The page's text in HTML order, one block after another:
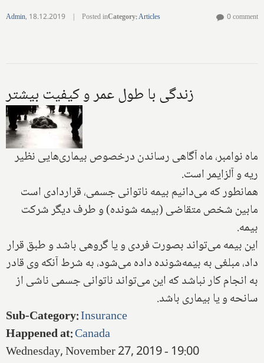
Admin, 18.12.2019 | Posted inCategory:Articles 0 comment
زندگی با طول عمر‌ و کیفیت بیشتر
ماه نوامبر، ماه آگاهی رساندن درخصوص بیماری‌هایی نظیر
ریه و آلزایمر است.
همانطور که می‌دانیم بیمه ناتوانی جسمی، قراردادی است
مابین شخص متقاضی (بیمه شونده) و طرف دیگر شرکت
بیمه.
این بیمه می‌تواند بصورت فردی و یا گروهی باشد و طبق قرار
داد، مبلغی به بیمه‌شونده داده می‌شود، به شرط آنکه وی قادر
به انجام کار نباشد که این می‌تواند ناتوانی جسمی ناشی از
سانحه و یا بیماری باشد.
Sub-Category:Insurance
Happened at:Canada
Wednesday, November 27, 2019 - 19:00